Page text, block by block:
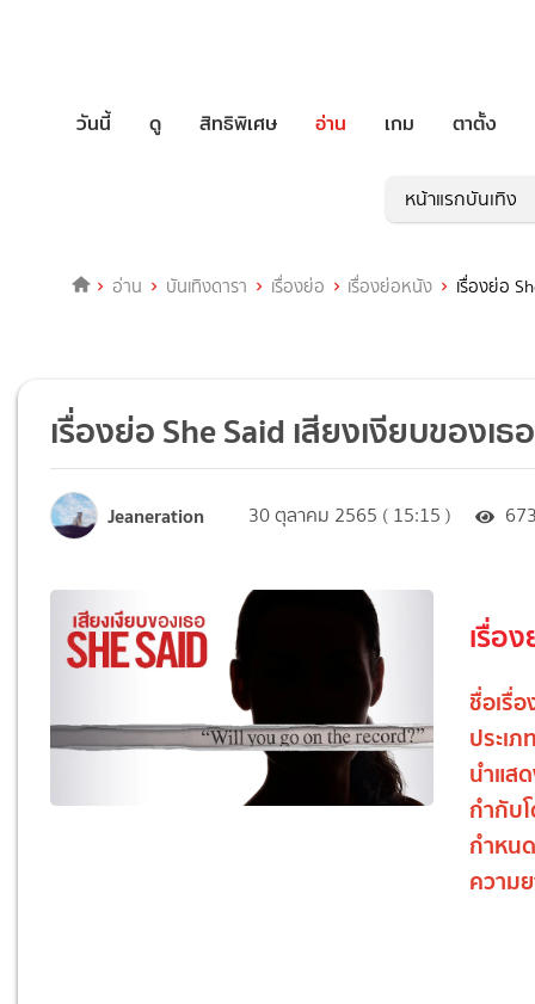
วันนี้ ดู สิทธิพิเศษ อ่าน เกม ตาตั้ง
หน้าแรกบันเทิง
อ่าน บันเทิงดารา เรื่องย่อ เรื่องย่อหนัง เรื่องย่อ
เรื่องย่อ She Said เสียงเงียบของเธอ
Jeaneration 30 ตุลาคม 2565 ( 15:15 )
เรื่อ
ชื่อเรื่
ประเภ
นำแส
กำกับ
กำหน
ความ